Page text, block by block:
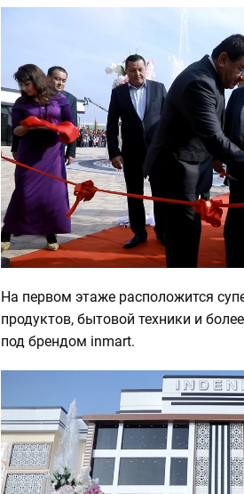
На первом этаже расположится
продуктов, бытовой техники и
под брендом inmart.